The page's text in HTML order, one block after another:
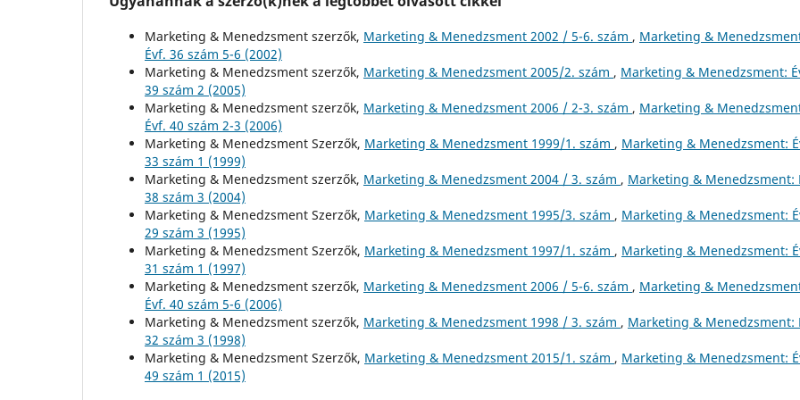
Marketing & Menedzsment szerzők, Marketing & Menedzsment 2002 / 5-6. szám , Marketing &
Évf. 36 szám 5-6 (2002)
Marketing & Menedzsment szerzők, Marketing & Menedzsment 2005/2. szám , Marketing & Menedzsment:
39 szám 2 (2005)
Marketing & Menedzsment szerzők, Marketing & Menedzsment 2006 / 2-3. szám , Marketing &
Évf. 40 szám 2-3 (2006)
Marketing & Menedzsment Szerzők, Marketing & Menedzsment 1999/1. szám , Marketing & Menedzsment:
33 szám 1 (1999)
Marketing & Menedzsment szerzők, Marketing & Menedzsment 2004 / 3. szám , Marketing & Menedzsment:
38 szám 3 (2004)
Marketing & Menedzsment Szerzők, Marketing & Menedzsment 1995/3. szám , Marketing & Menedzsment:
29 szám 3 (1995)
Marketing & Menedzsment Szerzők, Marketing & Menedzsment 1997/1. szám , Marketing & Menedzsment:
31 szám 1 (1997)
Marketing & Menedzsment szerzők, Marketing & Menedzsment 2006 / 5-6. szám , Marketing &
Évf. 40 szám 5-6 (2006)
Marketing & Menedzsment szerzők, Marketing & Menedzsment 1998 / 3. szám , Marketing & Menedzsment:
32 szám 3 (1998)
Marketing & Menedzsment Szerzők, Marketing & Menedzsment 2015/1. szám , Marketing & Menedzsment:
49 szám 1 (2015)